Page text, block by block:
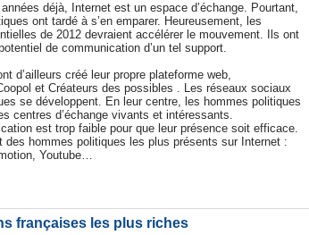
déjà, Internet est un espace d’échange. Pourtant,
ont tardé à s’en emparer. Heureusement, les
de 2012 devraient accélérer le mouvement. Ils ont
de communication d’un tel support.
d’ailleurs créé leur propre plateforme web,
et Créateurs des possibles . Les réseaux sociaux
se développent. En leur centre, les hommes politiques
centres d’échange vivants et intéressants.
est trop faible pour que leur présence soit efficace.
hommes politiques les plus présents sur Internet :
Youtube…
françaises les plus riches